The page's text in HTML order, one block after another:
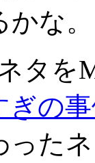
な。
タを
ぎの
った